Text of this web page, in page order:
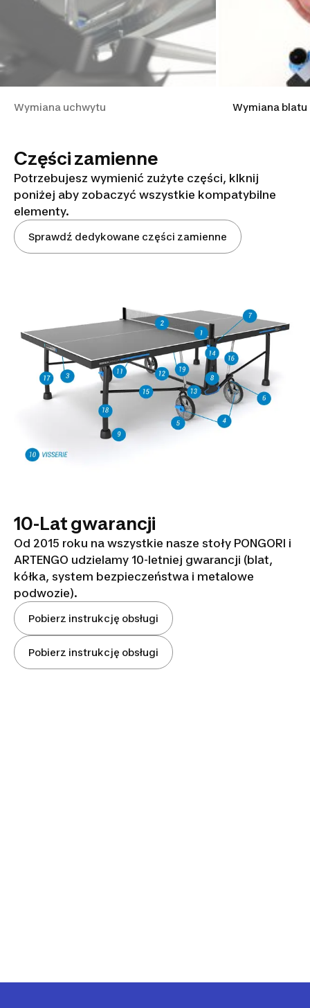
Wymiana uchwytu Wymiana blatu
Części zamienne
Potrzebujesz wymienić zużyte części, klknij
poniżej aby zobaczyć wszystkie kompatybilne
elementy.
Sprawdź dedykowane części zamienne
10-Lat gwarancji
Od 2015 roku na wszystkie nasze stoły PONGORI i
ARTENGO udzielamy 10-letniej gwarancji (blat,
kółka, system bezpieczeństwa i metalowe
podwozie).
Pobierz instrukcję obsługi
Pobierz instrukcję obsługi